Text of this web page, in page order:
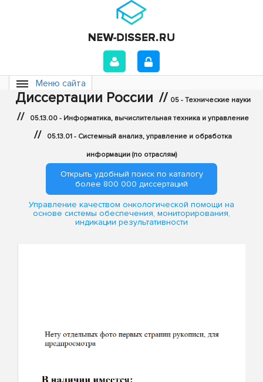
Меню сайта
Диссертации России // 05 - Технические науки
// 05.13.00 - Информатика, вычислительная техника и управление
// 05.13.01 - Системный анализ, управление и обработка
информации (по отраслям)
Открыть удобный поиск по каталогу
более 800 000 диссертаций
Управление качеством онкологической помощи на
основе системы обеспечения, мониторирования,
индикации результативности